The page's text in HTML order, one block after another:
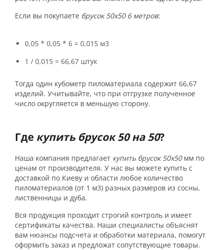
Если вы покупаете брусок 50х50 6 метров:
0,05 * 0,05 * 6 = 0,015 м3
1 / 0,015 = 66,67 штук
Тогда один кубометр пиломатериала содержит 66,67
изделий. Учитывайте, что при отгрузке полученное
число округляется в меньшую сторону.
Где купить брусок 50 на 50?
Наша компания предлагает купить брусок 50х50мм по
ценам от производителя. У нас вы можете купить с
доставкой по Киеву и области любое количество
пиломатериалов (от 1 м3) разных размеров из сосны,
лиственницы и дуба.
Вся продукция проходит строгий контроль и имеет
сертификаты качества. Наши специалисты объяснят
вам нюансы подсчета и обработки материала, помогут
оформить заказ и предложат сопутствующие товары.